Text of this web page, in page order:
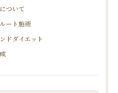
ついて
ート施術
ドダイエット